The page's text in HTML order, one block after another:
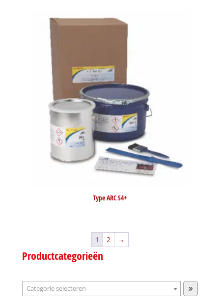
Type ARC S4+
1 2 →
Productcategorieën
Categorie
selecteren